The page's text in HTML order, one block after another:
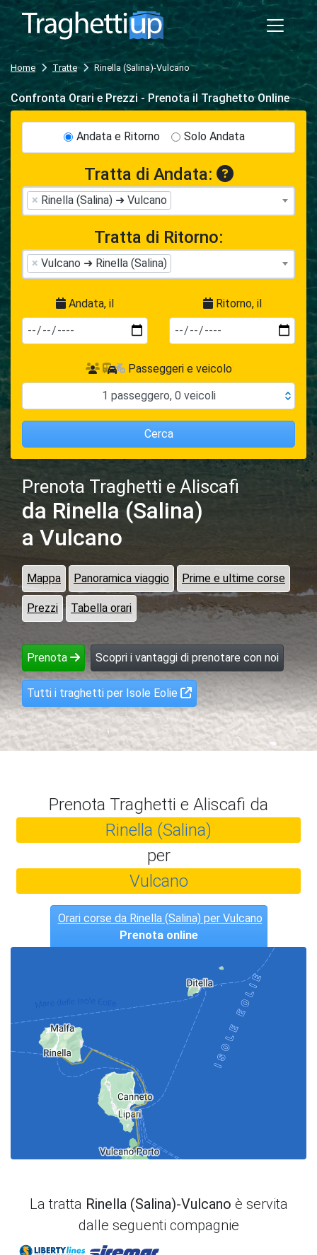
Home Tratte Rinella (Salina)-Vulcano
Prenota Traghetti e Aliscafi
da Rinella (Salina)
a Vulcano
Mappa Panoramica viaggio Prime e ultime corse
Prezzi Tabella orari
Prenota Scopri i vantaggi di prenotare con noi
Tutti i traghetti per Isole Eolie
Confronta Orari e Prezzi - Prenota il Traghetto Online
Andata e Ritorno Solo Andata
Tratta di Andata:
× Rinella (Salina) ➜ Vulcano
Tratta di Ritorno:
× Vulcano ➜ Rinella (Salina)
Andata, il Ritorno, il
Passeggeri e veicolo
1 passeggero, 0 veicoli
Cerca
Prenota Traghetti e Aliscafi da
Rinella (Salina)
per
Vulcano
Orari corse da Rinella (Salina) per Vulcano
Prenota online
La tratta Rinella (Salina)-Vulcano è servita
dalle seguenti compagnie
Liberty Lines